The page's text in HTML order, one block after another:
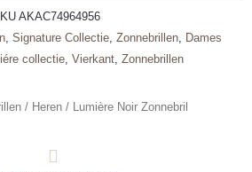
AKAC74964956
Signature Collectie Zonnebrillen Dames
collectie Vierkant Zonnebrillen
/ Heren / Lumière Noir Zonnebril